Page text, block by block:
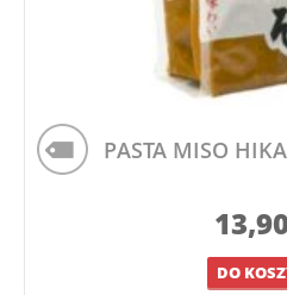
PASTA MISO
DO